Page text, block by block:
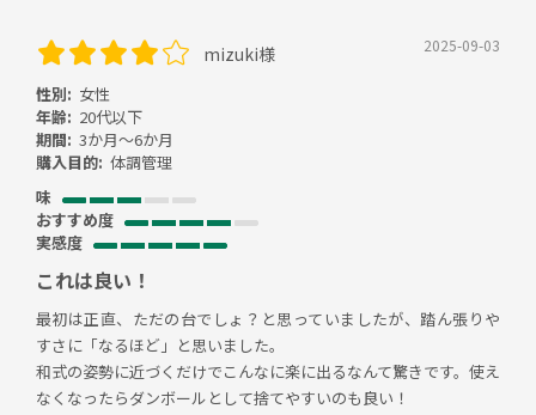
mizuki様 2025-09-03
性別: 女性
年齢: 20代以下
期間: 3か月～6か月
購入目的: 体調管理
味
おすすめ度
実感度
これは良い！
最初は正直、ただの台でしょ？と思っていましたが、踏ん張りや
すさに「なるほど」と思いました。
和式の姿勢に近づくだけでこんなに楽に出るなんて驚きです。使え
なくなったらダンボールとして捨てやすいのも良い！